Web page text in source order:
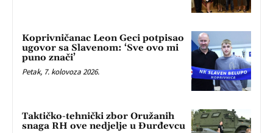
Koprivničanac Leon Geci potpisao
ugovor sa Slavenom: ‘Sve ovo mi
puno znači’
Petak, 7. kolovoza 2026.
Taktičko-tehnički zbor Oružanih
snaga RH ove nedjelje u Đurđevcu